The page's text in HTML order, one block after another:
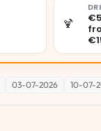
🍹
03-07-2026 10-07-